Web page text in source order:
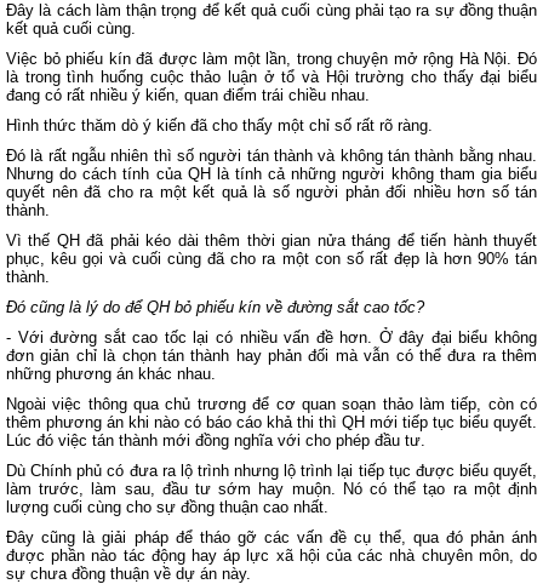
Đây là cách làm thận trọng để kết quả cuối cùng phải tạo ra sự đồng thuận
kết quả cuối cùng.
Việc bỏ phiếu kín đã được làm một lần, trong chuyện mở rộng Hà Nội. Đó
là trong tình huống cuộc thảo luận ở tổ và Hội trường cho thấy đại biểu
đang có rất nhiều ý kiến, quan điểm trái chiều nhau.
Hình thức thăm dò ý kiến đã cho thấy một chỉ số rất rõ ràng.
Đó là rất ngẫu nhiên thì số người tán thành và không tán thành bằng nhau.
Nhưng do cách tính của QH là tính cả những người không tham gia biểu
quyết nên đã cho ra một kết quả là số người phản đối nhiều hơn số tán
thành.
Vì thế QH đã phải kéo dài thêm thời gian nửa tháng để tiến hành thuyết
phục, kêu gọi và cuối cùng đã cho ra một con số rất đẹp là hơn 90% tán
thành.
Đó cũng là lý do để QH bỏ phiếu kín về đường sắt cao tốc?
- Với đường sắt cao tốc lại có nhiều vấn đề hơn. Ở đây đại biểu không
đơn giản chỉ là chọn tán thành hay phản đối mà vẫn có thể đưa ra thêm
những phương án khác nhau.
Ngoài việc thông qua chủ trương để cơ quan soạn thảo làm tiếp, còn có
thêm phương án khi nào có báo cáo khả thi thì QH mới tiếp tục biểu quyết.
Lúc đó việc tán thành mới đồng nghĩa với cho phép đầu tư.
Dù Chính phủ có đưa ra lộ trình nhưng lộ trình lại tiếp tục được biểu quyết,
làm trước, làm sau, đầu tư sớm hay muộn. Nó có thể tạo ra một định
lượng cuối cùng cho sự đồng thuận cao nhất.
Đây cũng là giải pháp để tháo gỡ các vấn đề cụ thể, qua đó phản ánh
được phần nào tác động hay áp lực xã hội của các nhà chuyên môn, do
sự chưa đồng thuận về dự án này.